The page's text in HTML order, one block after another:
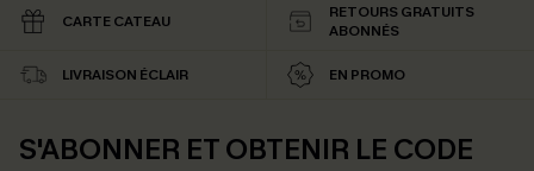
CARTE CATEAU
RETOURS GRATUITS
ABONNÉS
LIVRAISON ÉCLAIR EN PROMO
S'ABONNER ET OBTENIR LE CODE